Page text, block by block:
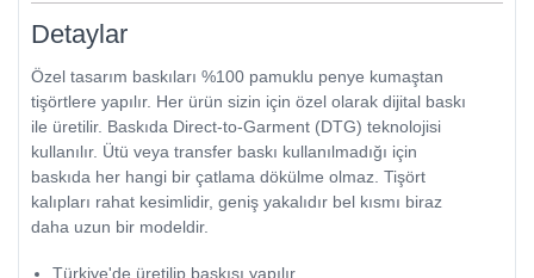
Detaylar
Özel tasarım baskıları %100 pamuklu penye kumaştan
tişörtlere yapılır. Her ürün sizin için özel olarak dijital baskı
ile üretilir. Baskıda Direct-to-Garment (DTG) teknolojisi
kullanılır. Ütü veya transfer baskı kullanılmadığı için
baskıda her hangi bir çatlama dökülme olmaz. Tişört
kalıpları rahat kesimlidir, geniş yakalıdır bel kısmı biraz
daha uzun bir modeldir.
Türkiye'de üretilip baskısı yapılır.